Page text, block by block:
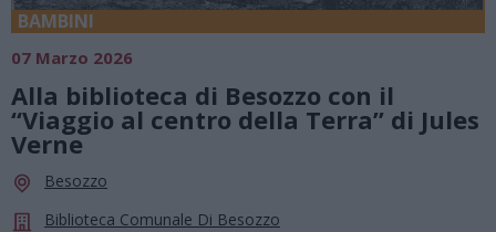
BAMBINI
07 Marzo 2026
Alla biblioteca di Besozzo con il
“Viaggio al centro della Terra” di Jules
Verne
Besozzo
Biblioteca Comunale Di Besozzo